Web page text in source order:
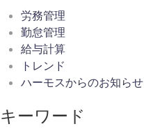
労務管理
勤怠管理
給与計算
トレンド
ハーモスからのお知らせ
キーワード